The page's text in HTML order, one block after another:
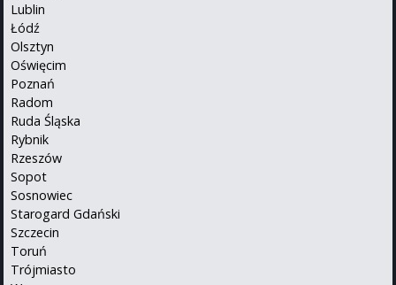
Lublin
Łódź
Olsztyn
Oświęcim
Poznań
Radom
Ruda Śląska
Rybnik
Rzeszów
Sopot
Sosnowiec
Starogard Gdański
Szczecin
Toruń
Trójmiasto